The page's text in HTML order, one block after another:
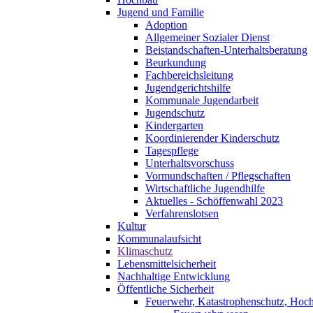
Jugend und Familie
Adoption
Allgemeiner Sozialer Dienst
Beistandschaften-Unterhaltsberatung
Beurkundung
Fachbereichsleitung
Jugendgerichtshilfe
Kommunale Jugendarbeit
Jugendschutz
Kindergarten
Koordinierender Kinderschutz
Tagespflege
Unterhaltsvorschuss
Vormundschaften / Pflegschaften
Wirtschaftliche Jugendhilfe
Aktuelles - Schöffenwahl 2023
Verfahrenslotsen
Kultur
Kommunalaufsicht
Klimaschutz
Lebensmittelsicherheit
Nachhaltige Entwicklung
Öffentliche Sicherheit
Feuerwehr, Katastrophenschutz,